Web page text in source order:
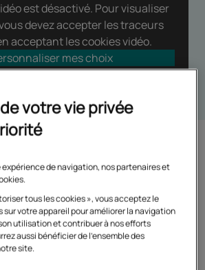
est désactivé. Pour visualiser
devez accepter les traceurs
acceptant les cookies vidéo.
mes choix
votre vie privée
expérience de navigation, nos partenaires et
tous les cookies », vous acceptez le
sur votre appareil pour améliorer la navigation
utilisation et contribuer à nos efforts
aussi bénéficier de l'ensemble des
site.